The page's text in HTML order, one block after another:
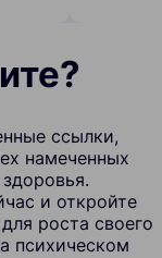
ссылки,
намеченных
и откройте
роста своего
психическом